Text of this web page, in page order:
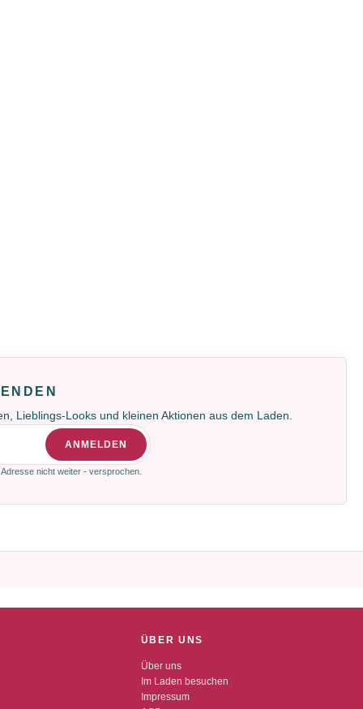
Lieblings-Looks und kleinen Aktionen aus dem Laden.
ANMELDEN
nicht weiter - versprochen.
ÜBER UNS
Über uns
Im Laden besuchen
Impressum